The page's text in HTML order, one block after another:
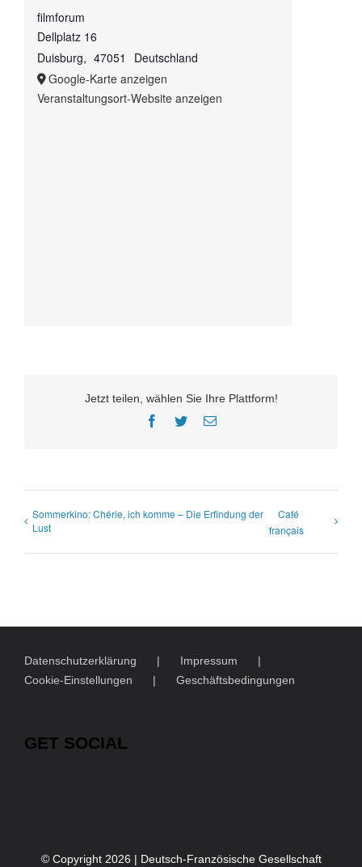
filmforum
Dellplatz 16
Duisburg, 47051
Deutschland
Google-Karte anzeigen
Veranstaltungsort-Website anzeigen
Jetzt teilen, wählen Sie Ihre Plattform!
Facebook
TwitterE-
Sommerkino: Chérie, ich komme – Die Erfindung der
Lust
Café
français
Datenschutzerklärung
Impressum
Cookie-Einstellungen
Geschäftsbedingungen
GET SOCIAL
© Copyright 2026 | Deutsch-Französische Gesellschaft